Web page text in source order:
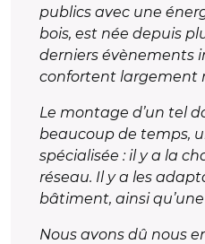
publics avec une
bois, est née depuis
derniers évènements
confortent largement
Le montage d’un tel
beaucoup de temps,
spécialisée : il y a la
réseau. Il y a les
bâtiment, ainsi
Nous avons dû nous